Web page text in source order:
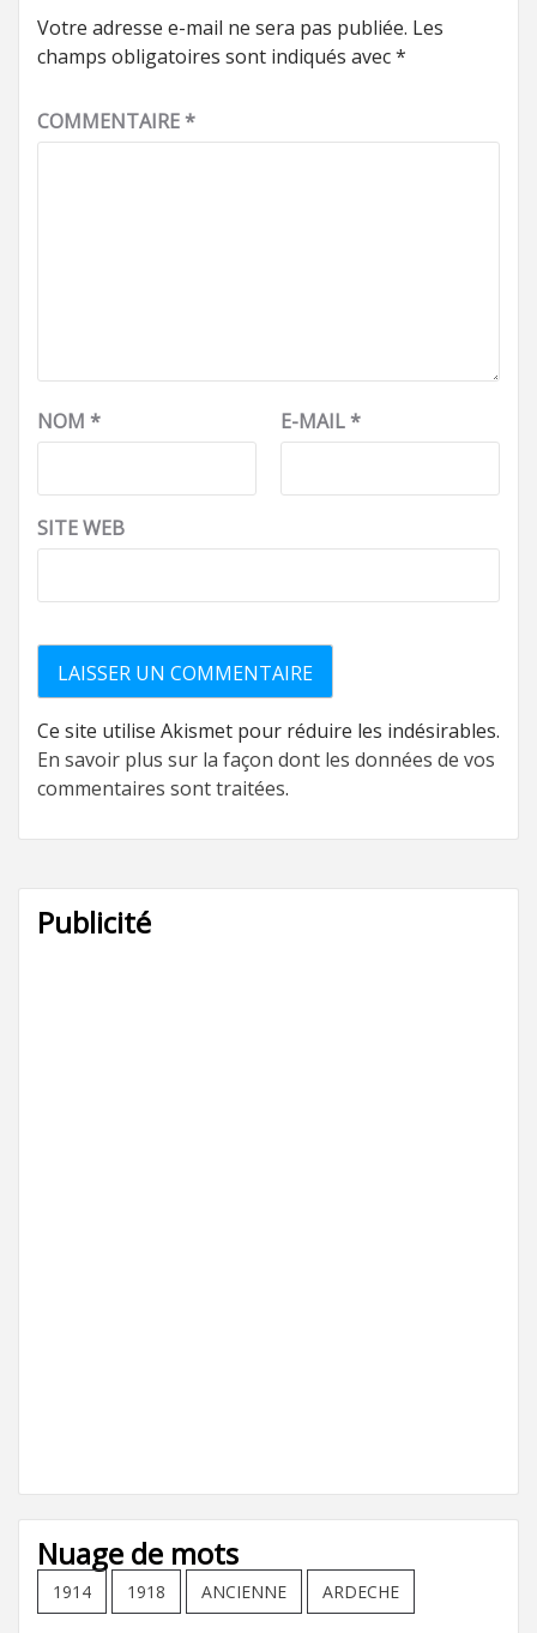
Votre adresse e-mail ne sera pas publiée. Les
champs obligatoires sont indiqués avec*
COMMENTAIRE*
NOM * E-MAIL*
SITE WEB
Ce site utilise Akismet pour réduire les indésirables.
En savoir plus sur la façon dont les données de vos
commentaires sont traitées.
Publicité
Nuage de mots
1914 1918 ANCIENNE ARDECHE